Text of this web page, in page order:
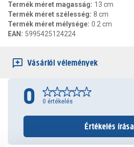
Termék méret magasság: 13 cm
Termék méret szélesség: 8 cm
Termék méret mélysége: 0.2 cm
EAN : 5995425124224
Vásárlói vélemények
0 0 értékelés
Értékelés írása